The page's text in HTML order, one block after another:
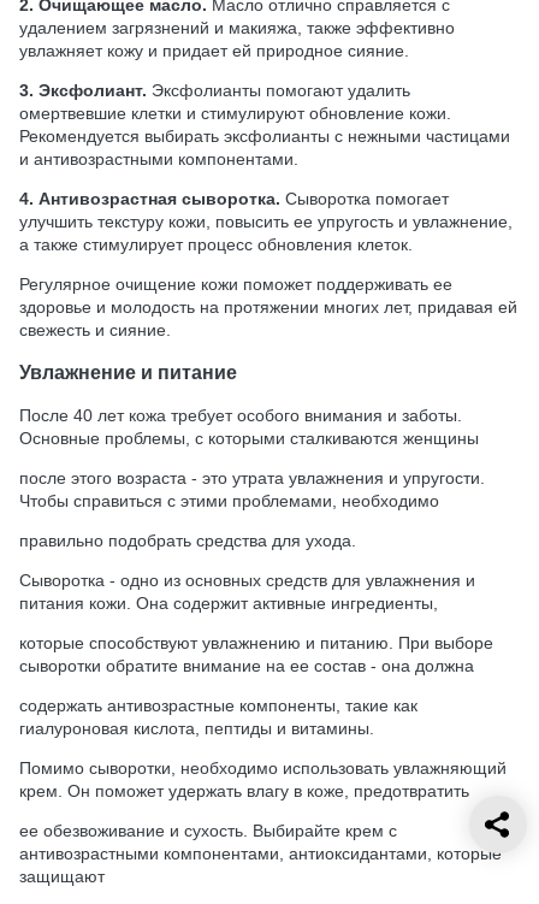
2. Очищающее масло. Масло отлично справляется с
удалением загрязнений и макияжа, также эффективно
увлажняет кожу и придает ей природное сияние.
3. Эксфолиант. Эксфолианты помогают удалить
омертвевшие клетки и стимулируют обновление кожи.
Рекомендуется выбирать эксфолианты с нежными частицами
и антивозрастными компонентами.
4. Антивозрастная сыворотка. Сыворотка помогает
улучшить текстуру кожи, повысить ее упругость и увлажнение,
а также стимулирует процесс обновления клеток.
Регулярное очищение кожи поможет поддерживать ее
здоровье и молодость на протяжении многих лет, придавая ей
свежесть и сияние.
Увлажнение и питание
После 40 лет кожа требует особого внимания и заботы.
Основные проблемы, с которыми сталкиваются женщины
после этого возраста - это утрата увлажнения и упругости.
Чтобы справиться с этими проблемами, необходимо
правильно подобрать средства для ухода.
Сыворотка - одно из основных средств для увлажнения и
питания кожи. Она содержит активные ингредиенты,
которые способствуют увлажнению и питанию. При выборе
сыворотки обратите внимание на ее состав - она должна
содержать антивозрастные компоненты, такие как
гиалуроновая кислота, пептиды и витамины.
Помимо сыворотки, необходимо использовать увлажняющий
крем. Он поможет удержать влагу в коже, предотвратить
ее обезвоживание и сухость. Выбирайте крем с
антивозрастными компонентами, антиоксидантами, которые
защищают